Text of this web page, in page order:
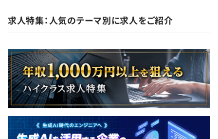
相談のうえ、ご希望のマシンを支給します。
スクラム
保険）
無期雇用
3カ月（期間中の労働条件変更等はなし）
求人特集：人気のテーマ別に求人をご紹介